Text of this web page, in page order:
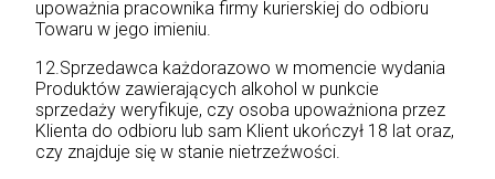
upoważnia pracownika firmy kurierskiej do odbioru
Towaru w jego imieniu.
12.Sprzedawca każdorazowo w momencie wydania
Produktów zawierających alkohol w punkcie
sprzedaży weryfikuje, czy osoba upoważniona przez
Klienta do odbioru lub sam Klient ukończył 18 lat oraz,
czy znajduje się w stanie nietrzeźwości.